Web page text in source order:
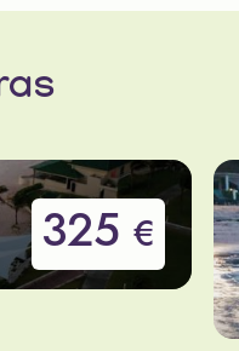
325 €